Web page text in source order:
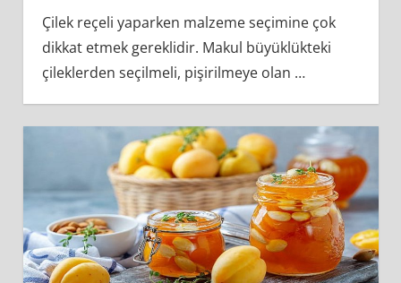
Çilek reçeli yaparken malzeme seçimine çok
dikkat etmek gereklidir. Makul büyüklükteki
çileklerden seçilmeli, pişirilmeye olan …